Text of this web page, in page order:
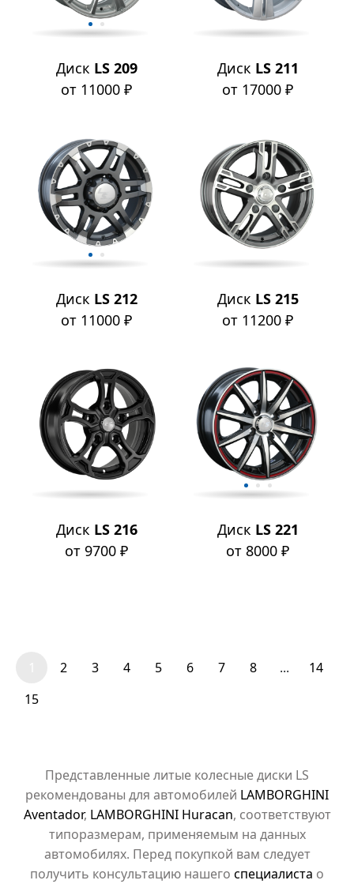
Диск LS 209
от 11000 ₽
Диск LS 211
от 17000 ₽
Диск LS 212
от 11000 ₽
Диск LS 215
от 11200 ₽
Диск LS 216
от 9700 ₽
Диск LS 221
от 8000 ₽
2 3 4 5 6 7 8 ...
14
15
Представленные литые колесные диски LS
рекомендованы для автомобилей LAMBORGHINI
Aventador, LAMBORGHINI Huracan, соответствуют
типоразмерам, применяемым на данных
автомобилях. Перед покупкой вам следует
получить консультацию нашего специалиста о